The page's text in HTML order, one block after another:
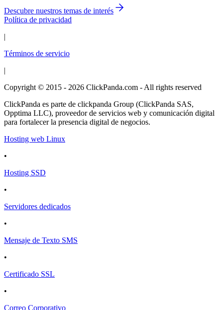
Descubre nuestros temas de interés
Política de privacidad
|
Términos de servicio
|
Copyright © 2015 - 2026 ClickPanda.com - All rights reserved
ClickPanda es parte de clickpanda Group (ClickPanda SAS,
Opptima LLC), proveedor de servicios web y comunicación digital
para fortalecer la presencia digital de negocios.
Hosting web Linux
•
Hosting SSD
•
Servidores dedicados
•
Mensaje de Texto SMS
•
Certificado SSL
•
Correo Corporativo